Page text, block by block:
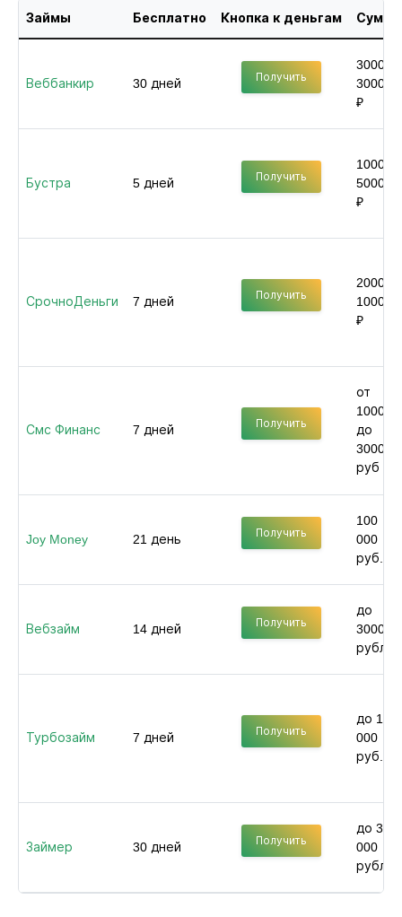
Займы Бесплатно Кнопка к деньгам Сумма
Веббанкир 30 дней Получить
3000 -
30000
₽
Бустра 5 дней Получить
1000 -
50000
₽
СрочноДеньги 7 дней Получить
2000 -
100000
₽
Смс Финанс 7 дней Получить
от
1000
до
30000
руб
Joy Money 21 день Получить
100
000
руб.
Вебзайм 14 дней Получить
до
30000
рублей
Турбозайм 7 дней Получить
до 100
000
руб.
Займер 30 дней Получить
до 30
000
рублей